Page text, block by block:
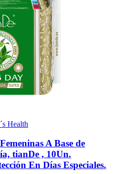
Health
A Base de
tianDe , 10Un.
En Días Especiales.